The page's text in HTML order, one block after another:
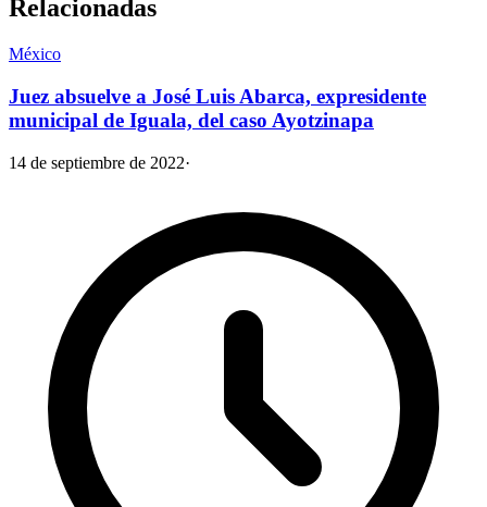
Relacionadas
México
Juez absuelve a José Luis Abarca, expresidente
municipal de Iguala, del caso Ayotzinapa
14 de septiembre de 2022·